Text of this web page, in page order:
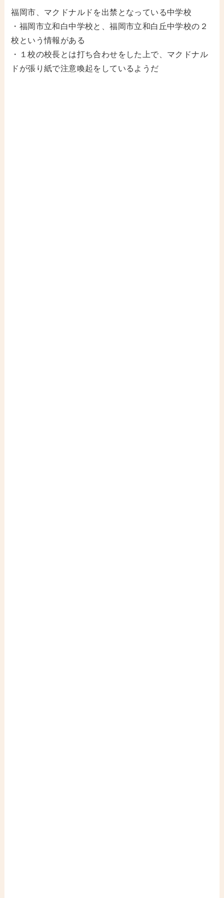
福岡市、マクドナルドを出禁となっている中学校
・福岡市立和白中学校と、福岡市立和白丘中学校の２
校という情報がある
・１校の校長とは打ち合わせをした上で、マクドナル
ドが張り紙で注意喚起をしているようだ